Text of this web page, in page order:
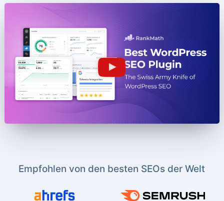
Empfohlen von den besten SEOs der Welt